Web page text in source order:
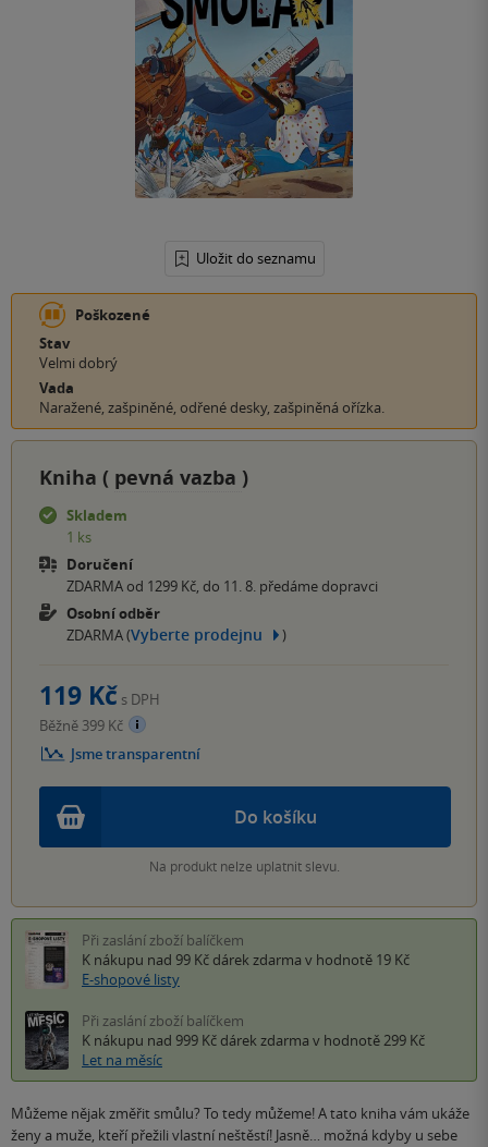
Uložit do seznamu
Poškozené
Stav
Velmi dobrý
Vada
Naražené, zašpiněné, odřené desky, zašpiněná ořízka.
Kniha ( pevná vazba )
Skladem
1 ks
Doručení
ZDARMA od 1299 Kč, do 11. 8. předáme dopravci
Osobní odběr
ZDARMA (Vyberte prodejnu )
Do košíku
Na produkt nelze uplatnit slevu.
119 Kč s DPH
Běžně 399 Kč
Jsme transparentní
Při zaslání zboží balíčkem
K nákupu nad 99 Kč dárek zdarma v hodnotě 19 Kč
E-shopové listy
Při zaslání zboží balíčkem
K nákupu nad 999 Kč dárek zdarma v hodnotě 299 Kč
Let na měsíc
Můžeme nějak změřit smůlu? To tedy můžeme! A tato kniha vám ukáže
ženy a muže, kteří přežili vlastní neštěstí! Jasně… možná kdyby u sebe